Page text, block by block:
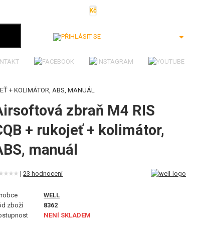
Kč
+ KOLIMÁTOR, ABS, MANUÁL
zbraň M4 RIS
+ rukojeť + kolimátor,
manuál
|23 hodnocení
WELL
zboží
8362
NENÍ SKLADEM